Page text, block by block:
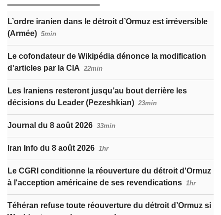
L’ordre iranien dans le détroit d’Ormuz est irréversible
(Armée) 5min
Le cofondateur de Wikipédia dénonce la modification
d'articles par la CIA 22min
Les Iraniens resteront jusqu’au bout derrière les
décisions du Leader (Pezeshkian) 23min
Journal du 8 août 2026 33min
Iran Info du 8 août 2026 1hr
Le CGRI conditionne la réouverture du détroit d'Ormuz
à l'acception américaine de ses revendications 1hr
Téhéran refuse toute réouverture du détroit d’Ormuz si